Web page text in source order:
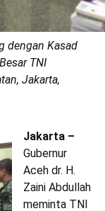
dengan Kasad
TNI
Jakarta,
Jakarta –
Gubernur
Aceh dr. H.
Zaini Abdullah
meminta TNI